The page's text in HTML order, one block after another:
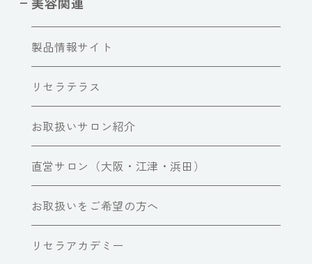
製品情報サイト
リセラテラス
お取扱いサロン紹介
直営サロン（大阪・江津・浜田）
お取扱いをご希望の方へ
リセラアカデミー